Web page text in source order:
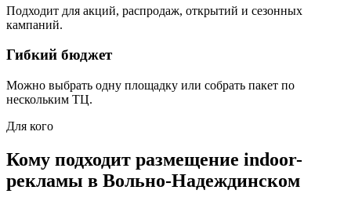
Подходит для акций, распродаж, открытий и сезонных
кампаний.
Гибкий бюджет
Можно выбрать одну площадку или собрать пакет по
нескольким ТЦ.
Для кого
Кому подходит размещение indoor-
рекламы в Вольно-Надеждинском